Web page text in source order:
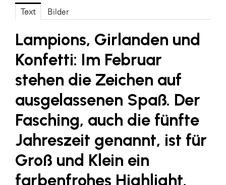
DOMOFERM
EY
FG UBIT Salzburg
foodaffairs
Fressnapf
FRoSTA
FV Energierohstoff & Kraftstoff
Gas Connect Austria
Text Bilder
Lampions, Girlanden und
Konfetti: Im Februar
stehen die Zeichen auf
ausgelassenen Spaß. Der
Fasching, auch die fünfte
Jahreszeit genannt, ist für
Groß und Klein ein
farbenfrohes Highlight.